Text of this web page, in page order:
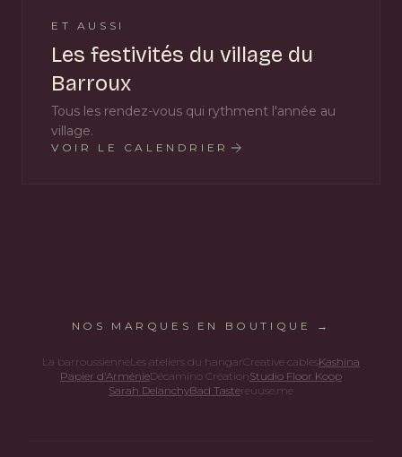
ET AUSSI
Les festivités du village du
Barroux
Tous les rendez-vous qui rythment l'année au
village.
VOIR LE CALENDRIER
NOS MARQUES EN BOUTIQUE →
La barroussienneLes ateliers du hangarCreative cablesKashina
Papier d'ArménieDécamino CréationStudio Floor Koop
Sarah DelanchyBad Tastereuuse.me